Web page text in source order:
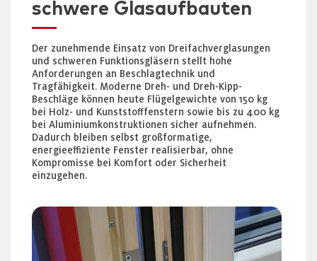
schwere Glasaufbauten
Der zunehmende Einsatz von Dreifachverglasungen
und schweren Funktionsgläsern stellt hohe
Anforderungen an Beschlagtechnik und
Tragfähigkeit. Moderne Dreh- und Dreh-Kipp-
Beschläge können heute Flügelgewichte von 150 kg
bei Holz- und Kunststofffenstern sowie bis zu 400 kg
bei Aluminiumkonstruktionen sicher aufnehmen.
Dadurch bleiben selbst großformatige,
energieeffiziente Fenster realisierbar, ohne
Kompromisse bei Komfort oder Sicherheit
einzugehen.